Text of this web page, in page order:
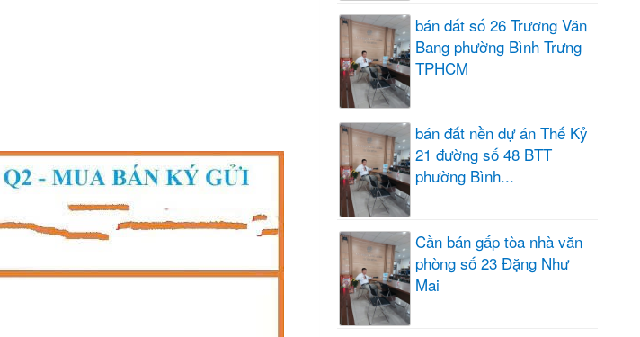
bán đất số 26 Trương Văn
Bang phường Bình Trưng
TPHCM
bán đất nền dự án Thế Kỷ
21 đường số 48 BTT
phường Bình...
Cần bán gấp tòa nhà văn
phòng số 23 Đặng Như
Mai